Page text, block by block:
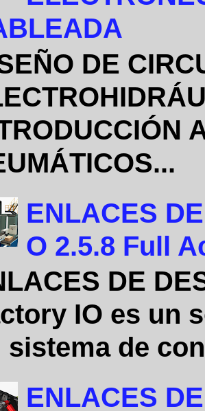
DE
ENLACES
O 2.5.8 Full
DE
IO es un
sistema de
ENLACES